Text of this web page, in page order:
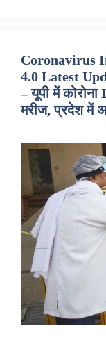
Coronavirus
4.0 Latest
– यूपी में
मरीज, प्रदेश में